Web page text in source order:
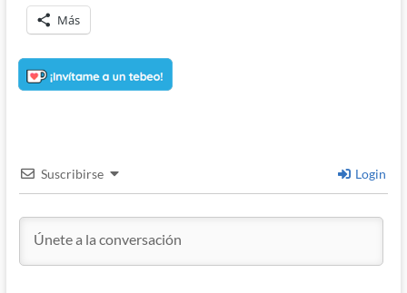
Más
Suscribirse Login